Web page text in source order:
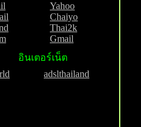
Yahoo
Chaiyo
Thai2k
Gmail
อินเตอร์เน็ต
adslthailand